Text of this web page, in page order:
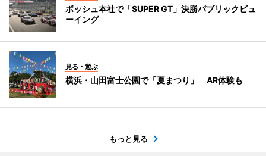
ボッシュ本社で「SUPER GT」決勝パブリックビュ
ーイング
見る・遊ぶ
横浜・山田富士公園で「夏まつり」 AR体験も
もっと見る